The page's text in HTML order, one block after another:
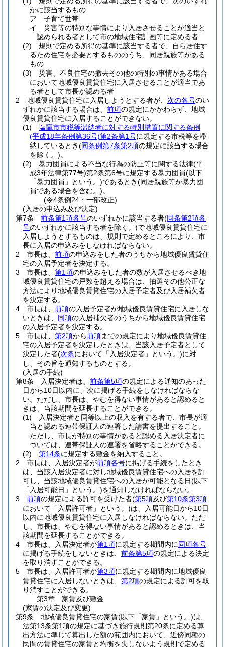
かに該当するもの
ア
子育て世帯
イ
災害等の特別な事情により入居させることが適当と
認められる者として市の地域住宅計画等に定める者
(2)
規則で定める所得の基準に該当する者で、自ら居住す
るため住宅を必要とするもののうち、同居親族等がある
もの
(3)
災害、不良住宅の撤去その他の特別の事情がある場合
において地域優良賃貸住宅に入居させることが適当であ
る者として市長が認める者
2
地域優良賃貸住宅に入居しようとする者が、 次の各号のい
ずれかに該当する場合は、 前項の規定にかかわらず、地域
優良賃貸住宅に入居することができない。
(1)
塩竈市市税等滞納者に対する特別措置に関する条例
(平成18年条例第36号)第2条第1号に規定する市税等を滞
納しているとき(同条例第7条第2項の規定に該当する場合
を除く。)。
(2)
暴力団員による不当な行為の防止等に関する法律(平
成3年法律第77号)第2条第6号に規定する暴力団員(以下
「暴力団員」という。)であるとき(同居親族等が暴力団
員である場合を含む。)。
(令4条例24・一部改正)
(入居の申込み及び決定)
第7条
前条第1項各号のいずれかに該当する者(同条第2項各
号のいずれかに該当する者を除く。)で地域優良賃貸住宅に
入居しようとするものは、規則で定めるところにより、市
長に入居の申込みをしなければならない。
2
市長は、 前項の申込みをした者のうちから地域優良賃貸住
宅の入居予定者を決定する。
3
市長は、 第1項の申込みをした者の数が入居させるべき地
域優良賃貸住宅の戸数を超える場合は、抽選その他公正な
方法により地域優良賃貸住宅の入居予定者及び入居補欠者
を決定する。
4
市長は、 前項の入居予定者が地域優良賃貸住宅に入居しな
いときは、 同項の入居補欠者のうちから地域優良賃貸住宅
の入居予定者を決定する。
5
市長は、 第2項から前項までの規定により地域優良賃貸住
宅の入居予定者を決定したときは、当該入居予定者として
決定した者(次条において「入居決定者」という。)に対
し、その旨を通知するものとする。
(入居の手続)
第8条
入居決定者は、 前条第5項の規定による通知のあった
日から10日以内に、次に掲げる手続をしなければならな
い。 ただし、市長は、やむを得ない事情があると認めると
きは、当該期間を延長することができる。
(1)
入居決定者と同等以上の収入を有する者で、市長が適
当と認める連帯保証人の連署した請書を提出すること。
ただし、市長が特別の事情があると認める入居決定者に
ついては、連帯保証人の連署を省略することができる。
(2)
第14条に規定する敷金を納入すること。
2
市長は、入居決定者が前項各号に掲げる手続をしたとき
は、当該入居決定者に対し地域優良賃貸住宅への入居を許
可し、当該地域優良賃貸住宅への入居が可能となる日(以下
「入居可能日」という。)を通知しなければならない。
3
前項の規定による許可を受けた者(第5項及び第10条第3項
において「入居許可者」という。)は、入居可能日から10日
以内に地域優良賃貸住宅に入居しなければならない。 ただ
し、市長は、やむを得ない事情があると認めるときは、当
該期間を延長することができる。
4
市長は、入居決定者が第1項に規定する期間内に同項各号
に掲げる手続をしないときは、 前条第5項の規定による決定
を取り消すことができる。
5
市長は、入居許可者が第3項に規定する期間内に地域優良
賃貸住宅に入居しないときは、 第2項の規定による許可を取
り消すことができる。
第3章
家賃及び敷金
(家賃の決定及び変更)
第9条
地域優良賃貸住宅の家賃(以下「家賃」という。)は、
法第13条第1項の規定に基づき施行規則第20条に定める算
出方法に準じて算出した額の範囲内において、近傍同種の
民間の賃貸住宅の家賃と均衡を失しないよう規則で定める